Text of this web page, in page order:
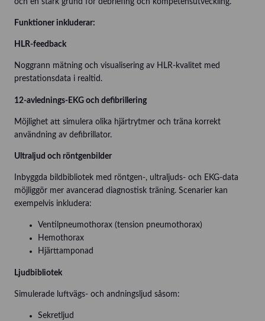
Funktioner inkluderar:
HLR-feedback
Noggrann mätning och visualisering av HLR-kvalitet med
prestationsdata i realtid.
12-avlednings-EKG och defibrillering
Möjlighet att simulera olika hjärtrytmer och träna korrekt
användning av defibrillator.
Ultraljud och röntgenbilder
Inbyggda bildbibliotek med röntgen-, ultraljuds- och EKG-data
möjliggör mer avancerad diagnostisk träning. Scenarier kan
exempelvis inkludera:
Ventilpneumothorax (tension pneumothorax)
Hemothorax
Hjärttamponad
Ljudbibliotek
Simulerade luftvägs- och andningsljud såsom:
Sekretljud